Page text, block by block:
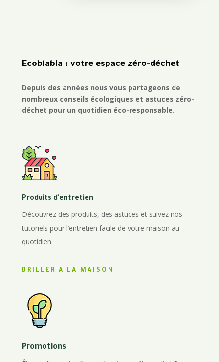
Ecoblabla : votre espace zéro-déchet
Depuis des années nous vous partageons de
nombreux conseils écologiques et astuces zéro-
déchet pour un quotidien éco-responsable.
Produits d'entretien
Découvrez des produits, des astuces et suivez nos
tutoriels pour l’entretien facile de votre maison au
quotidien.
BRILLER A LA MAISON
Promotions